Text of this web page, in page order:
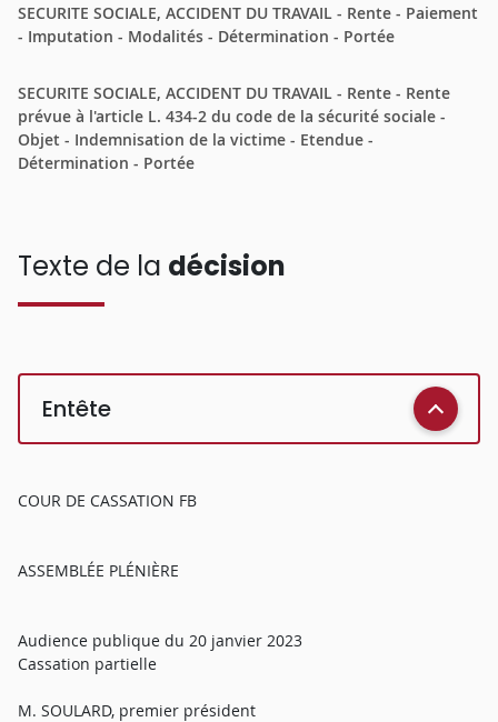
SECURITE SOCIALE, ACCIDENT DU TRAVAIL - Rente - Paiement
- Imputation - Modalités - Détermination - Portée
SECURITE SOCIALE, ACCIDENT DU TRAVAIL - Rente - Rente
prévue à l'article L. 434-2 du code de la sécurité sociale -
Objet - Indemnisation de la victime - Etendue -
Détermination - Portée
Texte de la décision
Entête
COUR DE CASSATION FB
ASSEMBLÉE PLÉNIÈRE
Audience publique du 20 janvier 2023
Cassation partielle
M. SOULARD, premier président